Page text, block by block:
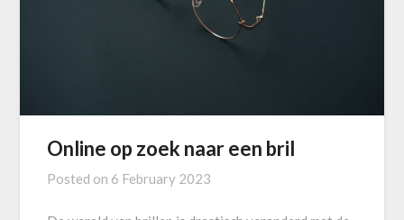
Online op zoek naar een bril
Posted on 6 February 2023